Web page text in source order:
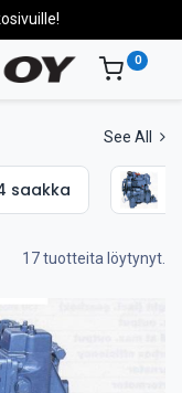
0
See All
saakka
17 tuotteita löytynyt.